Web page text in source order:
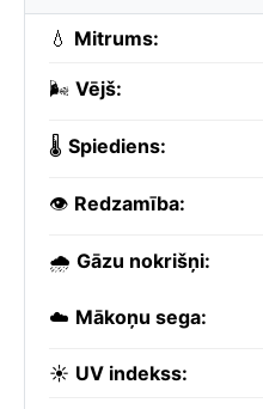
💧 Mitrums:
🌬️ Vējš:
🌡️ Spiediens:
👁️ Redzamība:
🌧️ Gāzu nokrišņi:
☁️ Mākoņu sega:
☀️ UV indekss: